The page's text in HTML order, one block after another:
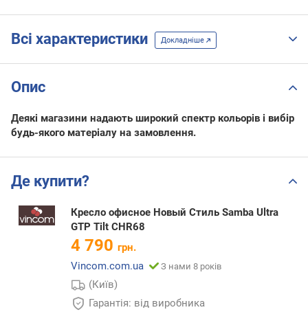
Всі характеристики Докладніше
Опис
Деякі магазини надають широкий спектр кольорів і вибір
будь-якого матеріалу на замовлення.
Де купити?
Кресло офисное Новый Стиль Samba Ultra
GTP Tilt CHR68
4 790 грн.
Vincom.com.ua
З нами 8 років
(Київ)
Гарантія: від виробника